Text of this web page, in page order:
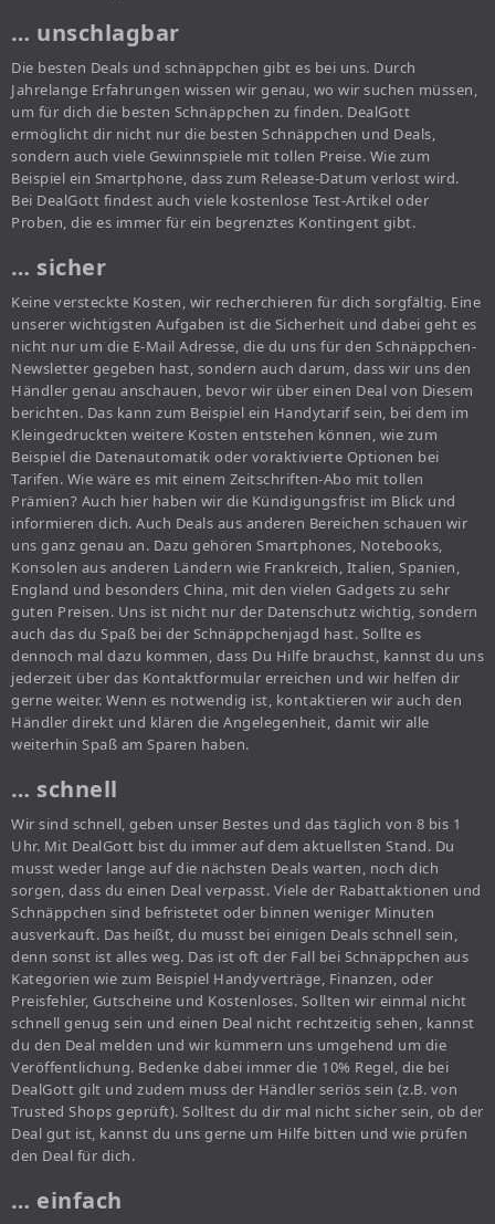
… unschlagbar
Die besten Deals und schnäppchen gibt es bei uns. Durch
Jahrelange Erfahrungen wissen wir genau, wo wir suchen müssen,
um für dich die besten Schnäppchen zu finden. DealGott
ermöglicht dir nicht nur die besten Schnäppchen und Deals,
sondern auch viele Gewinnspiele mit tollen Preise. Wie zum
Beispiel ein Smartphone, dass zum Release-Datum verlost wird.
Bei DealGott findest auch viele kostenlose Test-Artikel oder
Proben, die es immer für ein begrenztes Kontingent gibt.
… sicher
Keine versteckte Kosten, wir recherchieren für dich sorgfältig. Eine
unserer wichtigsten Aufgaben ist die Sicherheit und dabei geht es
nicht nur um die E-Mail Adresse, die du uns für den Schnäppchen-
Newsletter gegeben hast, sondern auch darum, dass wir uns den
Händler genau anschauen, bevor wir über einen Deal von Diesem
berichten. Das kann zum Beispiel ein Handytarif sein, bei dem im
Kleingedruckten weitere Kosten entstehen können, wie zum
Beispiel die Datenautomatik oder voraktivierte Optionen bei
Tarifen. Wie wäre es mit einem Zeitschriften-Abo mit tollen
Prämien? Auch hier haben wir die Kündigungsfrist im Blick und
informieren dich. Auch Deals aus anderen Bereichen schauen wir
uns ganz genau an. Dazu gehören Smartphones, Notebooks,
Konsolen aus anderen Ländern wie Frankreich, Italien, Spanien,
England und besonders China, mit den vielen Gadgets zu sehr
guten Preisen. Uns ist nicht nur der Datenschutz wichtig, sondern
auch das du Spaß bei der Schnäppchenjagd hast. Sollte es
dennoch mal dazu kommen, dass Du Hilfe brauchst, kannst du uns
jederzeit über das Kontaktformular erreichen und wir helfen dir
gerne weiter. Wenn es notwendig ist, kontaktieren wir auch den
Händler direkt und klären die Angelegenheit, damit wir alle
weiterhin Spaß am Sparen haben.
… schnell
Wir sind schnell, geben unser Bestes und das täglich von 8 bis 1
Uhr. Mit DealGott bist du immer auf dem aktuellsten Stand. Du
musst weder lange auf die nächsten Deals warten, noch dich
sorgen, dass du einen Deal verpasst. Viele der Rabattaktionen und
Schnäppchen sind befristetet oder binnen weniger Minuten
ausverkauft. Das heißt, du musst bei einigen Deals schnell sein,
denn sonst ist alles weg. Das ist oft der Fall bei Schnäppchen aus
Kategorien wie zum Beispiel Handyverträge, Finanzen, oder
Preisfehler, Gutscheine und Kostenloses. Sollten wir einmal nicht
schnell genug sein und einen Deal nicht rechtzeitig sehen, kannst
du den Deal melden und wir kümmern uns umgehend um die
Veröffentlichung. Bedenke dabei immer die 10% Regel, die bei
DealGott gilt und zudem muss der Händler seriös sein (z.B. von
Trusted Shops geprüft). Solltest du dir mal nicht sicher sein, ob der
Deal gut ist, kannst du uns gerne um Hilfe bitten und wie prüfen
den Deal für dich.
… einfach